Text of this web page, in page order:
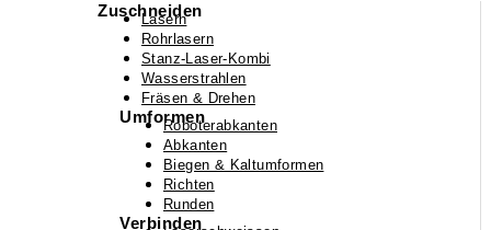
Zuschneiden
Lasern
Rohrlasern
Stanz-Laser-Kombi
Wasserstrahlen
Fräsen & Drehen
UmformenRoboterabkanten
Abkanten
Biegen & Kaltumformen
Richten
Runden
Verbinden